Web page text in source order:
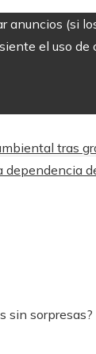
(si
el uso
tras
sin sorpresas?